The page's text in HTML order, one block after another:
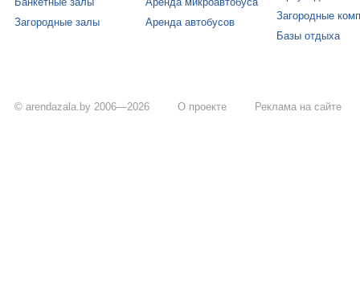
Загородные залы
Аренда автобусов
Загородные
Базы отдыха
© arendazala.by 2006—2026 О проекте Реклама на сайте